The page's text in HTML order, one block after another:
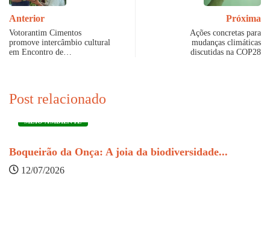
Anterior
Votorantim Cimentos
promove intercâmbio cultural
em Encontro de…
Próxima
Ações concretas para
mudanças climáticas
discutidas na COP28
Post relacionado
MEIO AMBIENTE
Boqueirão da Onça: A joia da biodiversidade...
12/07/2026